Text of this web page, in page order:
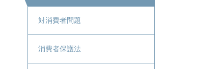
対消費者問題
消費者保護法